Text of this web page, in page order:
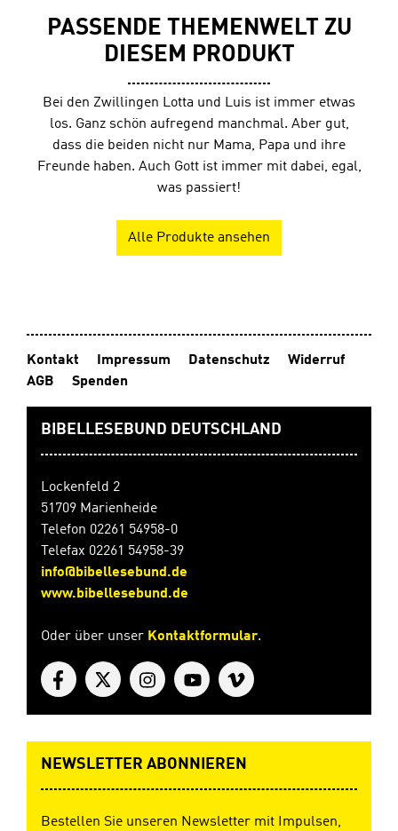
PASSENDE THEMENWELT ZU
DIESEM PRODUKT
Bei den Zwillingen Lotta und Luis ist immer etwas
los. Ganz schön aufregend manchmal. Aber gut,
dass die beiden nicht nur Mama, Papa und ihre
Freunde haben. Auch Gott ist immer mit dabei, egal,
was passiert!
Alle Produkte ansehen
Kontakt Impressum Datenschutz
Widerruf
AGB
Spenden
BIBELLESEBUND DEUTSCHLAND
Lockenfeld 2
51709 Marienheide
Telefon 02261 54958-0
Telefax 02261 54958-39
info@bibellesebund.de
www.bibellesebund.de
Oder über unser Kontaktformular.
NEWSLETTER ABONNIEREN
Bestellen Sie unseren Newsletter mit Impulsen,